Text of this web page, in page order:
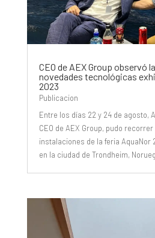
CEO de AEX Group observó
novedades tecnológicas
2023
Publicacion
Entre los días 22 y 24 de agosto,
CEO de AEX Group, pudo recorrer
instalaciones de la feria AquaNor
en la ciudad de Trondheim,